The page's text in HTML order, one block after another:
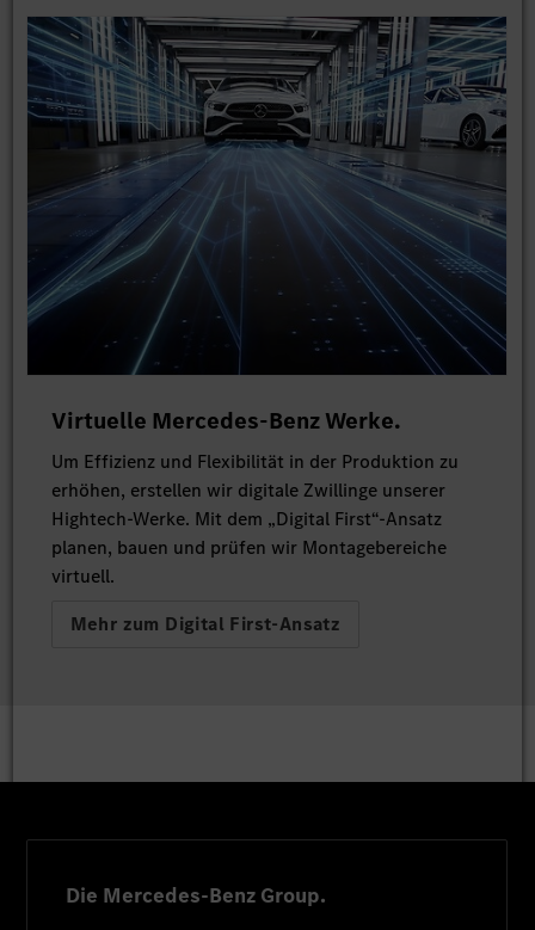
Virtuelle Mercedes-Benz Werke.
Um Effizienz und Flexibilität in der Produktion zu
erhöhen, erstellen wir digitale Zwillinge unserer
Hightech-Werke. Mit dem „Digital First“-Ansatz
planen, bauen und prüfen wir Montagebereiche
virtuell.
Mehr zum Digital First-Ansatz
Die Mercedes-Benz Group.